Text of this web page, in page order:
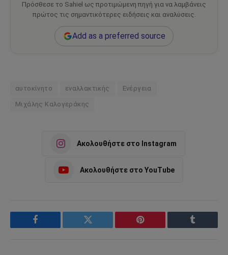
Πρόσθεσε το Sahiel ως προτιμώμενη πηγή για να λαμβάνεις
πρώτος τις σημαντικότερες ειδήσεις και αναλύσεις.
Add as a preferred source
αυτοκίνητο εναλλακτικής Ενέργεια
Μιχάλης Καλογεράκης
Ακολουθήστε στο Instagram
Ακολουθήστε στο YouTube
Facebook Twitter Pinterest Tumblr